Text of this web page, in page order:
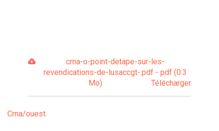
crna-o-point-detape-sur-les-
revendications-de-lusaccgt-.pdf - pdf (0.3
Mo)
Télécharger
Crna/ouest